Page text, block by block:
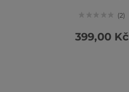
2
399,00 Kč